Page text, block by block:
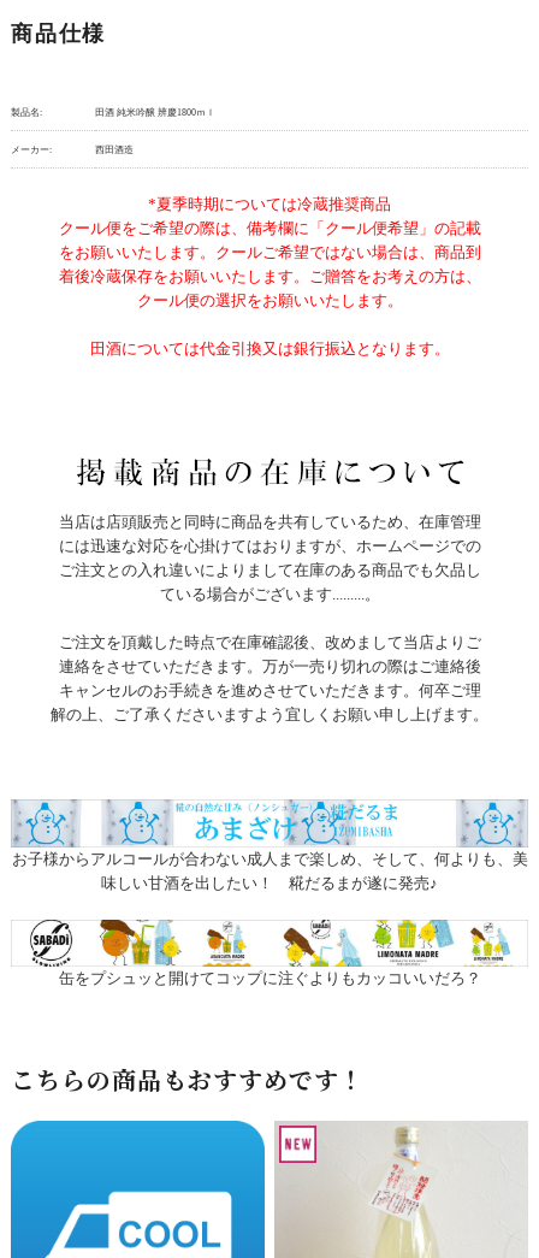
商品仕様
製品名: 田酒 純米吟醸 辨慶1800ｍｌ
メーカー: 西田酒造
*夏季時期については冷蔵推奨商品
クール便をご希望の際は、備考欄に「クール便希望」の記載
をお願いいたします。クールご希望ではない場合は、商品到
着後冷蔵保存をお願いいたします。ご贈答をお考えの方は、
クール便の選択をお願いいたします。
田酒については代金引換又は銀行振込となります。
当店は店頭販売と同時に商品を共有しているため、在庫管理
には迅速な対応を心掛けてはおりますが、ホームページでの
ご注文との入れ違いによりまして在庫のある商品でも欠品し
ている場合がございます.........。
ご注文を頂戴した時点で在庫確認後、改めまして当店よりご
連絡をさせていただきます。万が一売り切れの際はご連絡後
キャンセルのお手続きを進めさせていただきます。何卒ご理
解の上、ご了承くださいますよう宜しくお願い申し上げます。
お子様からアルコールが合わない成人まで楽しめ、そして、何よりも、美
味しい甘酒を出したい！ 糀だるまが遂に発売♪
缶をプシュッと開けてコップに注ぐよりもカッコいいだろ？
こちらの商品もおすすめです！